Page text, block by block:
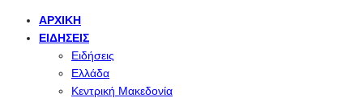
ΑΡΧΙΚΉ
ΕΙΔΉΣΕΙΣ
Ειδήσεις
Ελλάδα
Κεντρική Μακεδονία